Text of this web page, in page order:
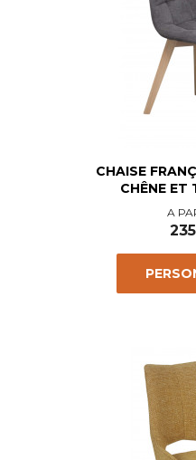
CHAISE
CHÊNE ET
A